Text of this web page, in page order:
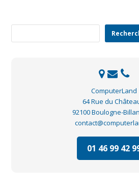
ComputerLand
64 Rue du
92100 Boulogne-
01 46 99 42